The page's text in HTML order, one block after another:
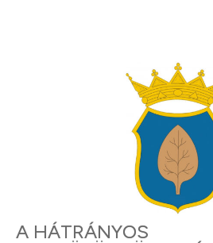
A HÁTRÁNYOS